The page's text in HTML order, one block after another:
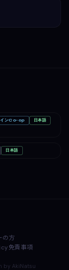
PC
インCo-op 日本語
Java & Bedrock
日本語
の方
免責事項
by AkiNatsu